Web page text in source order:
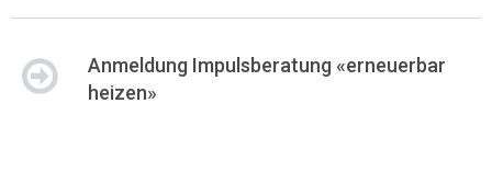
Anmeldung Impulsberatung «erneuerbar
heizen»